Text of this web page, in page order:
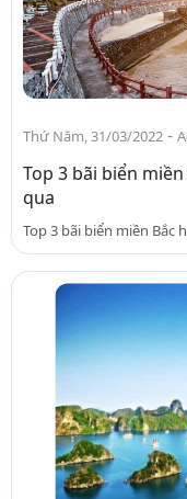
Thứ Năm, 31/03/2022 -
Top 3 bãi biển
qua
Top 3 bãi biển miền Bắc